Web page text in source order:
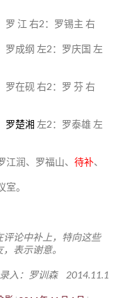
罗 江 右2：罗锡主 右
罗成纲 左2：罗庆国 左
罗在砚 右2：罗 芬 右
罗楚湘 左2：罗泰雄 左
江润、罗福山、 待补、
。
评论中补上，特向这些
表示谢意。
入：罗训森 2014.11.1